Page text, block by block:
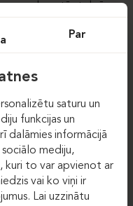
un noslogotās telpās.
kvalitātes
padara šo sēriju par
zonām vai
ČEMPIONS
Par
saturu un
funkcijas un
dalāmies informācijā
sociālo mediju,
kuri to var apvienot ar
vai ko viņi ir
Lai uzzinātu